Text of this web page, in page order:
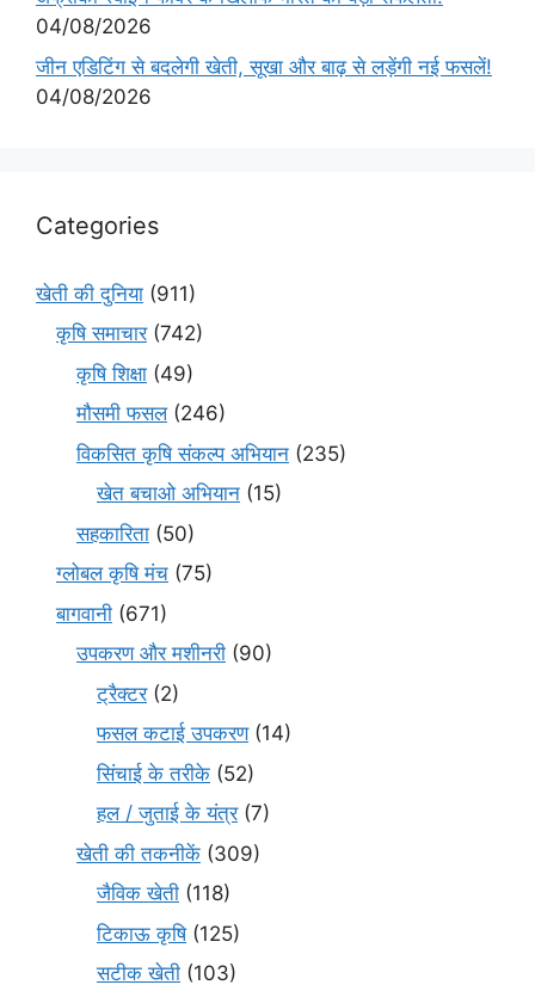
04/08/2026
जीन एडिटिंग से बदलेगी खेती, सूखा और बाढ़ से लड़ेंगी नई फसलें!
04/08/2026
Categories
खेती की दुनिया (911)
कृषि समाचार(742)
कृषि शिक्षा (49)
मौसमी फसल(246)
विकसित कृषि संकल्प अभियान (235)
खेत बचाओ अभियान (15)
सहकारिता (50)
ग्लोबल कृषि मंच (75)
बागवानी (671)
उपकरण और मशीनरी (90)
ट्रैक्टर(2)
फसल कटाई उपकरण(14)
सिंचाई के तरीके (52)
हल / जुताई के यंत्र(7)
खेती की तकनीकें (309)
जैविक खेती (118)
टिकाऊ कृषि(125)
सटीक खेती (103)